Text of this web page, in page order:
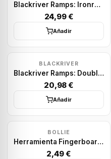
Blackriver Ramps: Ironrail Square Gold
24,99 €
Añadir
BLACKRIVER
Blackriver Ramps: Double Manual Pallet
20,98 €
Añadir
BOLLIE
Herramienta Fingerboard Bollie: Tool BK
2,49 €